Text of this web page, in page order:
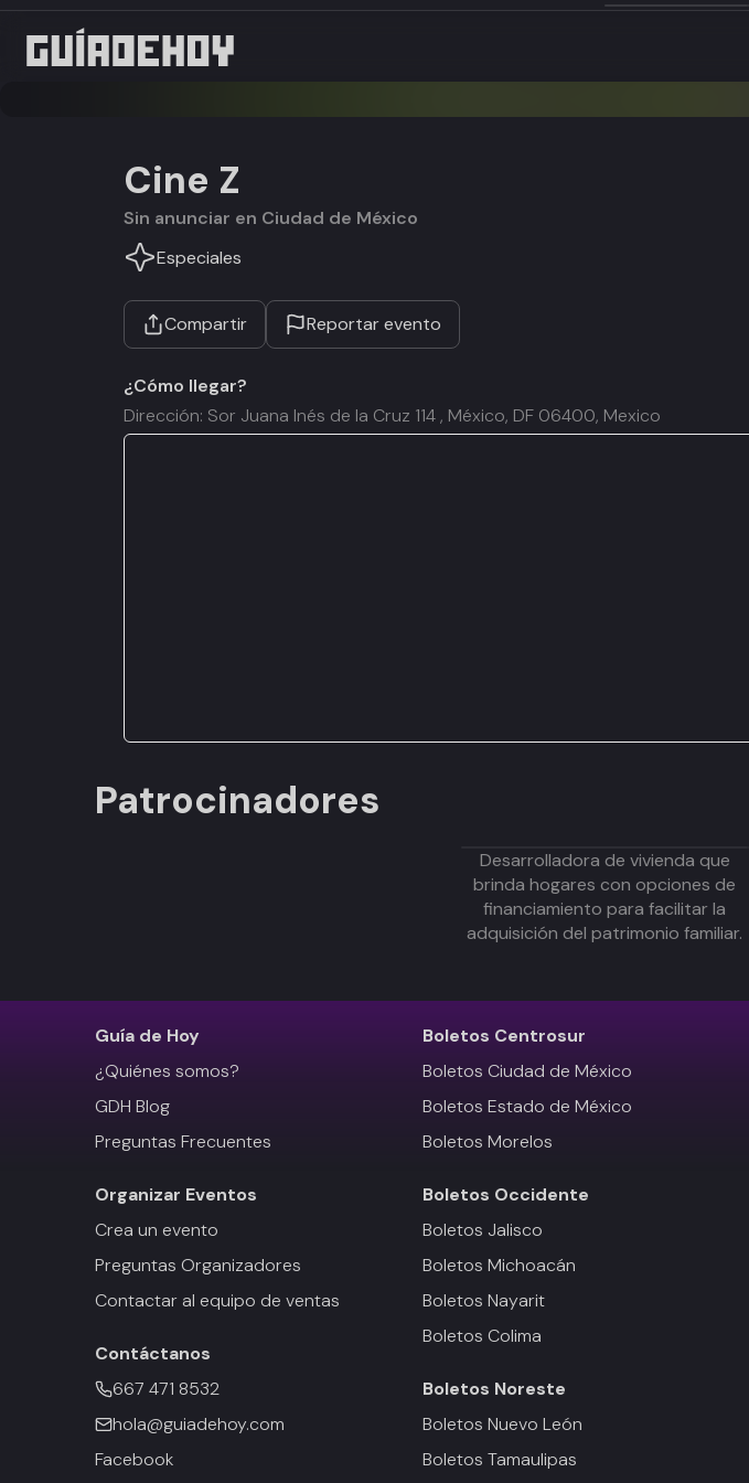
Cine Z
Sin anunciar en Ciudad de México
Especiales
Compartir Reportar evento
¿Cómo llegar?
Dirección: Sor Juana Inés de la Cruz 114 , México, DF 06400, Mexico
Patrocinadores
Desarrolladora de vivienda que
brinda hogares con opciones de
financiamiento para facilitar la
adquisición del patrimonio familiar.
Guía de Hoy
¿Quiénes somos?
GDH Blog
Preguntas Frecuentes
Organizar Eventos
Crea un evento
Preguntas Organizadores
Contactar al equipo de ventas
Contáctanos
667 471 8532
hola@guiadehoy.com
Facebook
Boletos Centrosur
Boletos Ciudad de México
Boletos Estado de México
Boletos Morelos
Boletos Occidente
Boletos Jalisco
Boletos Michoacán
Boletos Nayarit
Boletos Colima
Boletos Noreste
Boletos Nuevo León
Boletos Tamaulipas